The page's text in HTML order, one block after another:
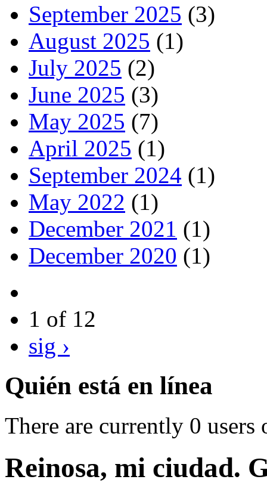
September 2025 (3)
August 2025 (1)
July 2025 (2)
June 2025 (3)
May 2025 (7)
April 2025 (1)
September 2024 (1)
May 2022 (1)
December 2021 (1)
December 2020 (1)
1 of 12
sig ›
Quién está en línea
There are currently 0 users
Reinosa, mi ciudad.